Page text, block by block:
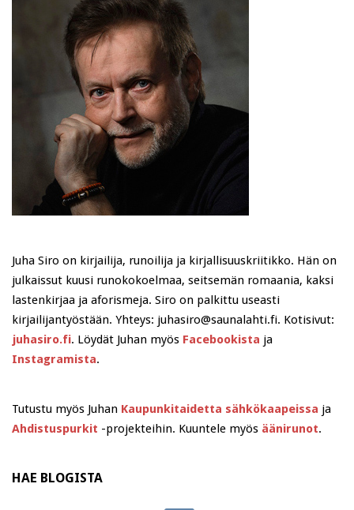
Juha Siro on kirjailija, runoilija ja kirjallisuuskriitikko. Hän on
julkaissut kuusi runokokoelmaa, seitsemän romaania, kaksi
lastenkirjaa ja aforismeja. Siro on palkittu useasti
kirjailijantyöstään. Yhteys: juhasiro@saunalahti.fi. Kotisivut:
juhasiro.fi. Löydät Juhan myös Facebookista ja
Instagramista.
Tutustu myös Juhan Kaupunkitaidetta sähkökaapeissa ja
Ahdistuspurkit -projekteihin. Kuuntele myös äänirunot.
HAE BLOGISTA